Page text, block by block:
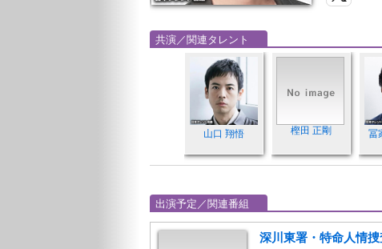
共演／関連タレント
山口 翔悟 樫田 正剛 冨
出演予定／関連番組
深川東署・特命人情